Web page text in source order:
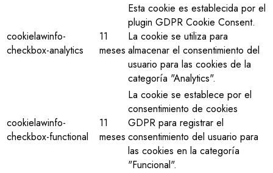
cookielawinfo-
checkbox-analytics
11
meses
Esta cookie es establecida por el
plugin GDPR Cookie Consent.
La cookie se utiliza para
almacenar el consentimiento del
usuario para las cookies de la
categoría "Analytics".
cookielawinfo-
checkbox-functional
11
meses
La cookie se establece por el
consentimiento de cookies
GDPR para registrar el
consentimiento del usuario para
las cookies en la categoría
"Funcional".